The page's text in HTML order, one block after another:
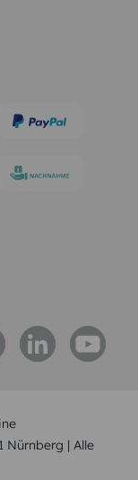
Nürnberg | Alle